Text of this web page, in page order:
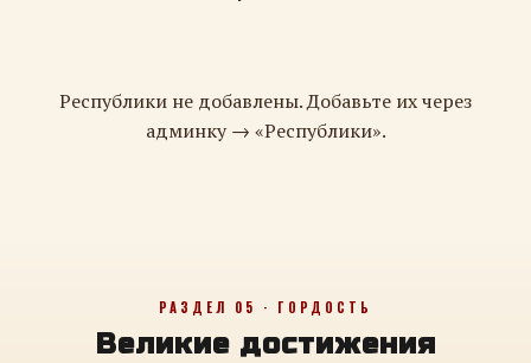
Республики не добавлены. Добавьте их через
админку → «Республики».
РАЗДЕЛ 05 · ГОРДОСТЬ
Великие достижения